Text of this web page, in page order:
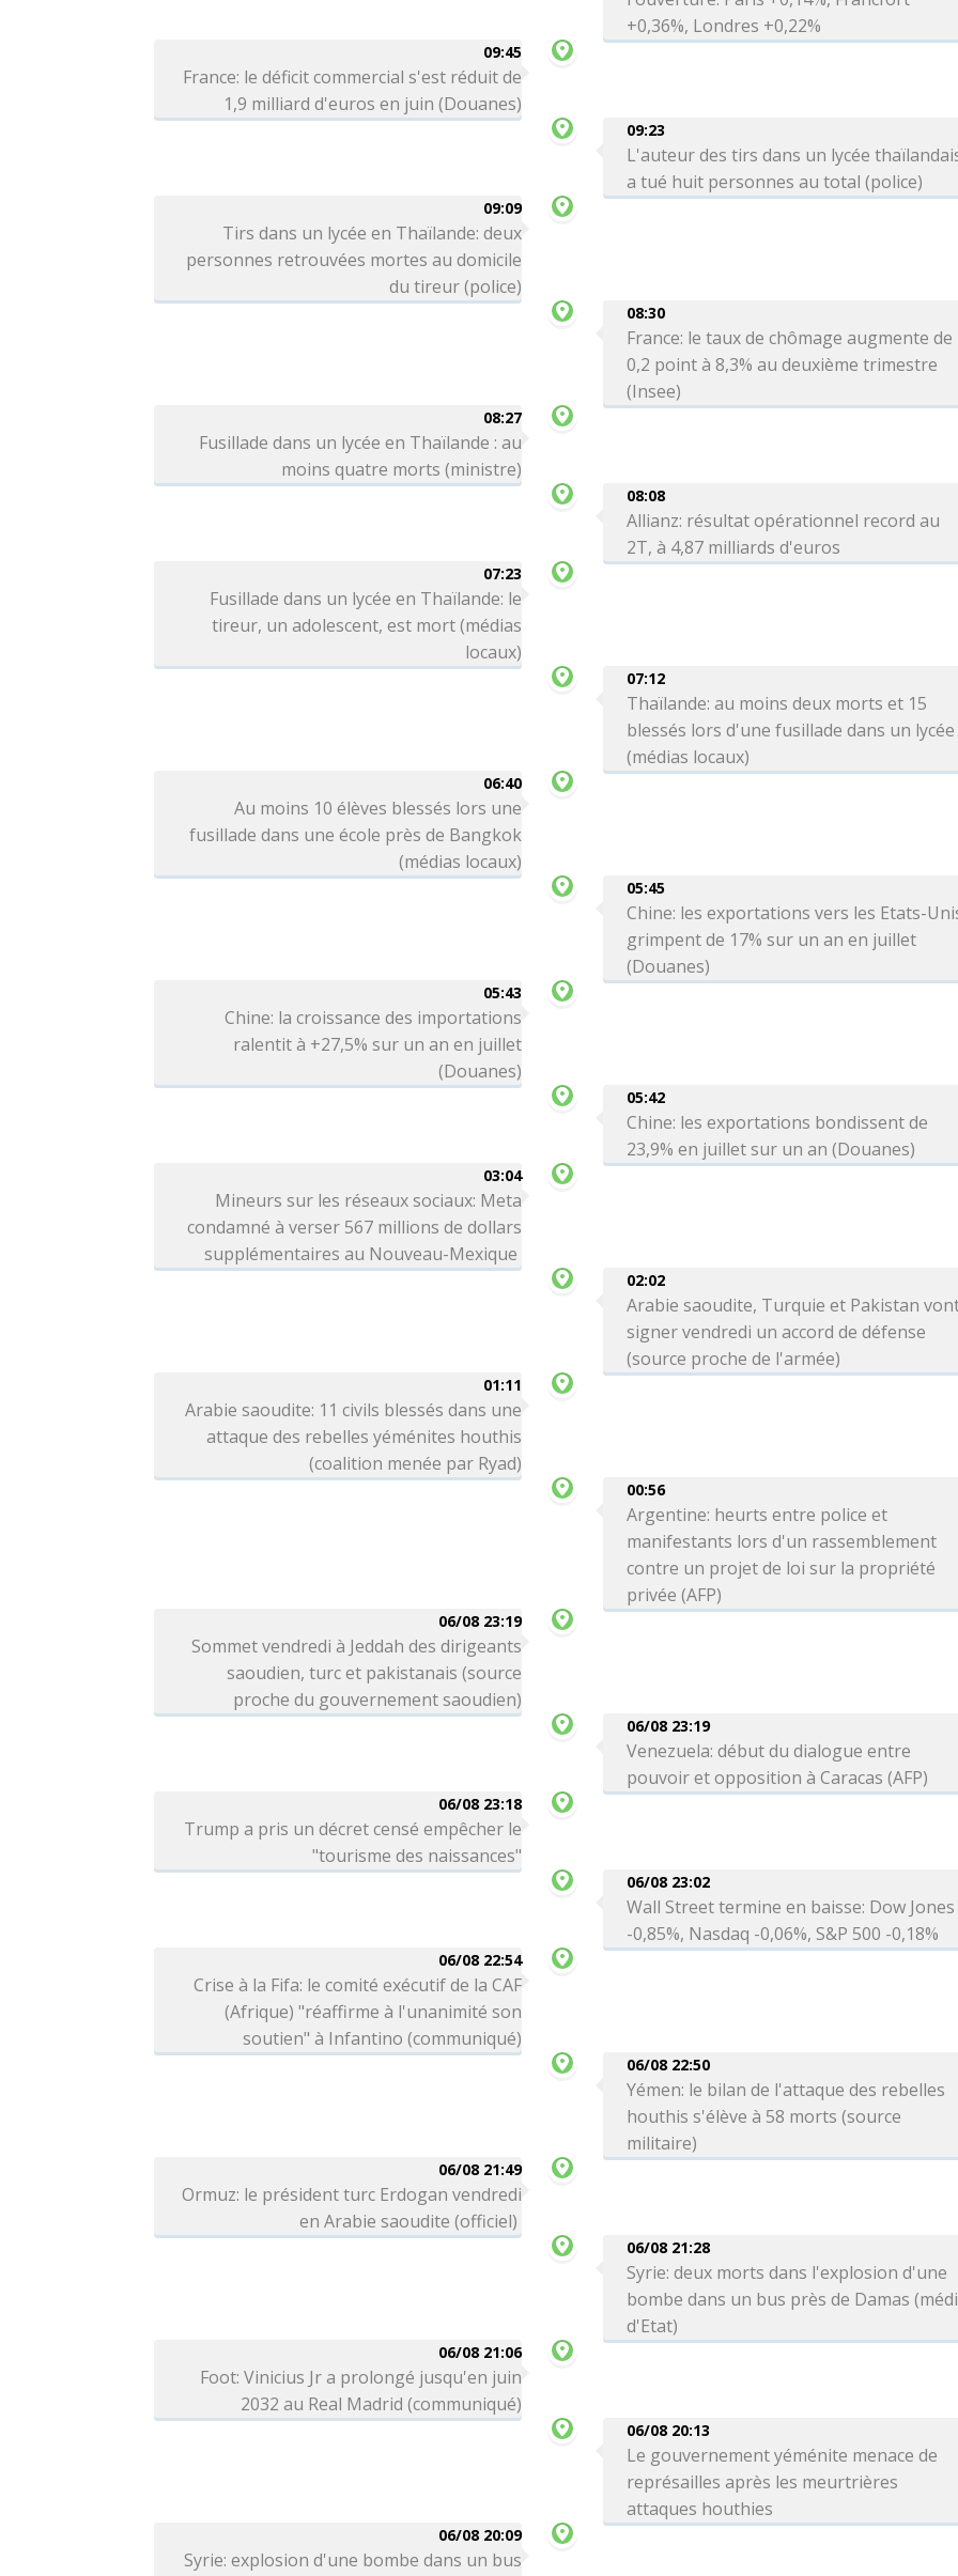
+0,36%, Londres +0,22%
09:45
France: le déficit commercial s'est réduit de
1,9 milliard d'euros en juin (Douanes)
09:23
L'auteur des tirs dans un lycée
a tué huit personnes au total (police)
09:09
Tirs dans un lycée en Thaïlande: deux
personnes retrouvées mortes au domicile
du tireur (police)
08:30
France: le taux de chômage augmente de
0,2 point à 8,3% au deuxième trimestre
(Insee)
08:27
Fusillade dans un lycée en Thaïlande : au
moins quatre morts (ministre)
08:08
Allianz: résultat opérationnel record au
2T, à 4,87 milliards d'euros
07:23
Fusillade dans un lycée en Thaïlande: le
tireur, un adolescent, est mort (médias
locaux)
07:12
Thaïlande: au moins deux morts et 15
blessés lors d'une fusillade dans un lycée
(médias locaux)
06:40
Au moins 10 élèves blessés lors une
fusillade dans une école près de Bangkok
(médias locaux)
05:45
Chine: les exportations vers les Etats-
grimpent de 17% sur un an en juillet
(Douanes)
05:43
Chine: la croissance des importations
ralentit à +27,5% sur un an en juillet
(Douanes)
05:42
Chine: les exportations bondissent de
23,9% en juillet sur un an (Douanes)
03:04
Mineurs sur les réseaux sociaux: Meta
condamné à verser 567 millions de dollars
supplémentaires au Nouveau-Mexique
02:02
Arabie saoudite, Turquie et Pakistan
signer vendredi un accord de défense
(source proche de l'armée)
01:11
Arabie saoudite: 11 civils blessés dans une
attaque des rebelles yéménites houthis
(coalition menée par Ryad)
00:56
Argentine: heurts entre police et
manifestants lors d'un rassemblement
contre un projet de loi sur la propriété
privée (AFP)
06/08 23:19
Sommet vendredi à Jeddah des dirigeants
saoudien, turc et pakistanais (source
proche du gouvernement saoudien)
06/08 23:19
Venezuela: début du dialogue entre
pouvoir et opposition à Caracas (AFP)
06/08 23:18
Trump a pris un décret censé empêcher le
"tourisme des naissances"
06/08 23:02
Wall Street termine en baisse: Dow Jones
-0,85%, Nasdaq -0,06%, S&P 500 -0,18%
06/08 22:54
Crise à la Fifa: le comité exécutif de la CAF
(Afrique) "réaffirme à l'unanimité son
soutien" à Infantino (communiqué)
06/08 22:50
Yémen: le bilan de l'attaque des rebelles
houthis s'élève à 58 morts (source
militaire)
06/08 21:49
Ormuz: le président turc Erdogan vendredi
en Arabie saoudite (officiel)
06/08 21:28
Syrie: deux morts dans l'explosion d'une
bombe dans un bus près de Damas
d'Etat)
06/08 21:06
Foot: Vinicius Jr a prolongé jusqu'en juin
2032 au Real Madrid (communiqué)
06/08 20:13
Le gouvernement yéménite menace de
représailles après les meurtrières
attaques houthies
06/08 20:09
Syrie: explosion d'une bombe dans un bus